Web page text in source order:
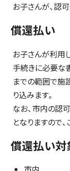
お子さんが、認
償還払い
お子さんが利用
手続きに必要な
までの範囲で施
り込みます。
なお、市内の認
となりますので
償還払い